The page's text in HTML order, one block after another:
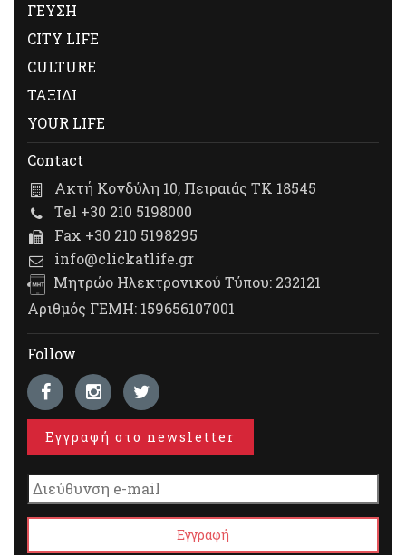
ΓΕΥΣΗ
CITY LIFE
CULTURE
ΤΑΞΙΔΙ
YOUR LIFE
Contact
Ακτή Κονδύλη 10, Πειραιάς ΤΚ 18545
Tel +30 210 5198000
Fax +30 210 5198295
info@clickatlife.gr
Μητρώο Ηλεκτρονικού Τύπου: 232121
Αριθμός ΓΕΜΗ: 159656107001
Follow
Εγγραφή στο newsletter